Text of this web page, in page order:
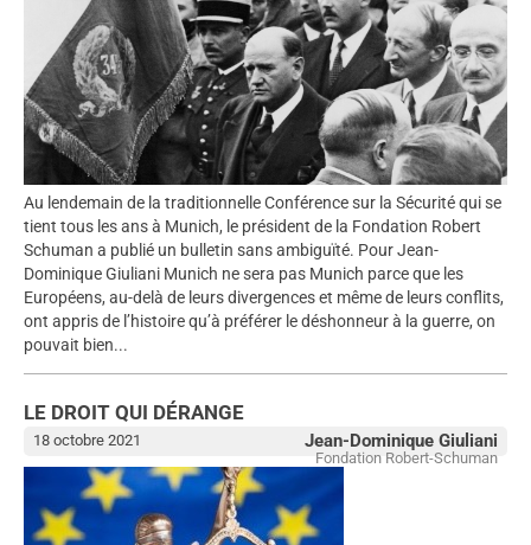
Au lendemain de la traditionnelle Conférence sur la Sécurité qui se
tient tous les ans à Munich, le président de la Fondation Robert
Schuman a publié un bulletin sans ambiguïté. Pour Jean-
Dominique Giuliani Munich ne sera pas Munich parce que les
Européens, au-delà de leurs divergences et même de leurs conflits,
ont appris de l’histoire qu’à préférer le déshonneur à la guerre, on
pouvait bien...
LE DROIT QUI DÉRANGE
Jean-Dominique Giuliani
Fondation Robert-Schuman
18 octobre 2021